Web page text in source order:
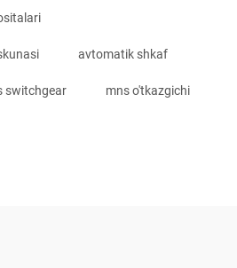
avtomatik shkaf
switchgear mns o'tkazgichi